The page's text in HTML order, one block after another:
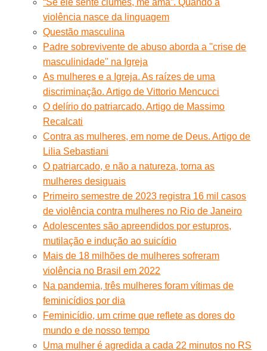
violência nasce da linguagem
Questão masculina
Padre sobrevivente de abuso aborda a ''crise de
masculinidade'' na Igreja
As mulheres e a Igreja. As raízes de uma
discriminação. Artigo de Vittorio Mencucci
O delírio do patriarcado. Artigo de Massimo
Recalcati
Contra as mulheres, em nome de Deus. Artigo de
Lilia Sebastiani
O patriarcado, e não a natureza, torna as
mulheres desiguais
Primeiro semestre de 2023 registra 16 mil casos
de violência contra mulheres no Rio de Janeiro
Adolescentes são apreendidos por estupros,
mutilação e indução ao suicídio
Mais de 18 milhões de mulheres sofreram
violência no Brasil em 2022
Na pandemia, três mulheres foram vítimas de
feminicídios por dia
Feminicídio, um crime que reflete as dores do
mundo e de nosso tempo
Uma mulher é agredida a cada 22 minutos no RS